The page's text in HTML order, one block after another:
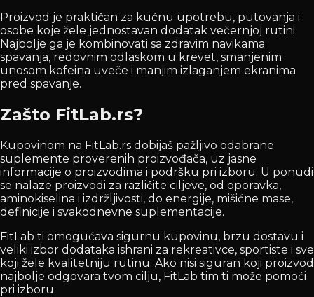
Proizvod je praktičan za kućnu upotrebu, putovanja i
osobe koje žele jednostavan dodatak večernjoj rutini.
Najbolje ga je kombinovati sa zdravim navikama
spavanja, redovnim odlaskom u krevet, smanjenim
unosom kofeina uveče i manjim izlaganjem ekranima
pred spavanje.
Zašto FitLab.rs?
Kupovinom na FitLab.rs dobijaš pažljivo odabrane
suplemente proverenih proizvođača, uz jasne
informacije o proizvodima i podršku pri izboru. U ponudi
se nalaze proizvodi za različite ciljeve, od oporavka,
aminokiselina i izdržljivosti, do energije, mišićne mase,
definicije i svakodnevne suplementacije.
FitLab ti omogućava sigurnu kupovinu, brzu dostavu i
veliki izbor dodataka ishrani za rekreativce, sportiste i sve
koji žele kvalitetniju rutinu. Ako nisi siguran koji proizvod
najbolje odgovara tvom cilju, FitLab tim ti može pomoći
pri izboru.